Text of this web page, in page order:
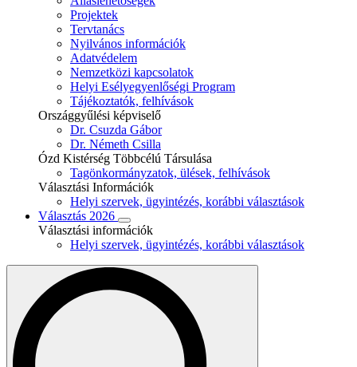
Projektek
Tervtanács
Nyilvános információk
Adatvédelem
Nemzetközi kapcsolatok
Helyi Esélyegyenlőségi Program
Tájékoztatók, felhívások
Országgyűlési képviselő
Dr. Csuzda Gábor
Dr. Németh Csilla
Ózd Kistérség Többcélú Társulása
Tagönkormányzatok, ülések, felhívások
Választási Információk
Helyi szervek, ügyintézés, korábbi választások
Választás 2026
Választási információk
Helyi szervek, ügyintézés, korábbi választások